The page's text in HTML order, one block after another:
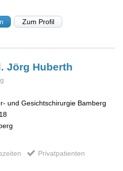
Zum Profil
Jörg Huberth
und Gesichtschirurgie Bamberg
Privatpatienten